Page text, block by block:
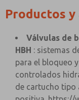
Productos y
Válvulas de
HBH : sistemas
para el bloqueo
controlados
de cartucho tipo